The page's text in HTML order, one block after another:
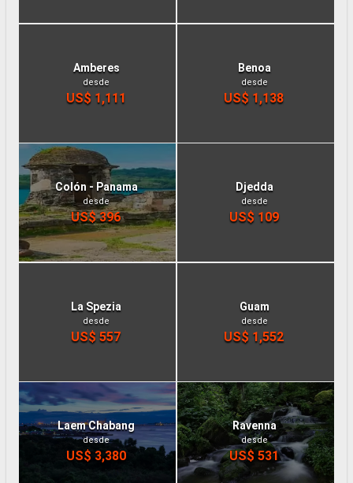
Amberes
desde
US$ 1,111
Benoa
desde
US$ 1,138
Colón - Panama
desde
US$ 396
Djedda
desde
US$ 109
La Spezia
desde
US$ 557
Guam
desde
US$ 1,552
Laem Chabang
desde
US$ 3,380
Ravenna
desde
US$ 531